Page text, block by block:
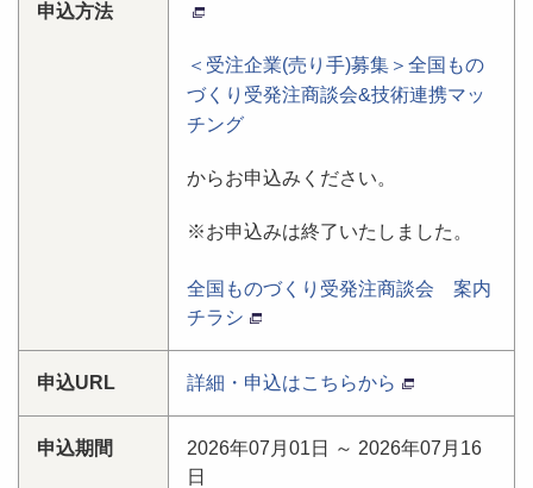
申込方法
＜受注企業(売り手)募集＞全国もの
づくり受発注商談会&技術連携マッ
チング
からお申込みください。
※お申込みは終了いたしました。
全国ものづくり受発注商談会 案内
チラシ
申込URL 詳細・申込はこちらから
申込期間
2026年07月01日 ～ 2026年07月16
日